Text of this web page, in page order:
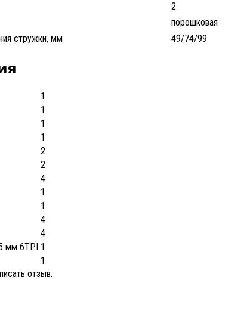
2
порошковая
стружки, мм
49/74/99
1
1
1
1
2
2
4
1
1
4
4
мм 6TPI 1
1
отзыв.